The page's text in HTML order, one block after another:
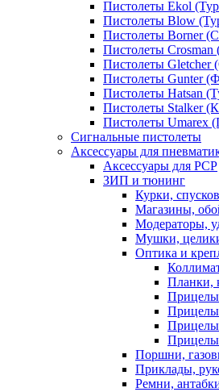
Пистолеты Ekol
Пистолеты Blow
Пистолеты Borner
Пистолеты
Пистолеты
Пистолеты Gunter
Пистолеты Hatsan
Пистолеты Stalker
Пистолеты Umarex
Сигнальные пистолеты
Аксессуары для
Аксессуары для PCP
ЗИП и тюнинг
Курки,
Магазины,
Модераторы,
Мушки,
Оптика и
Планки,
Прицелы
Поршни,
Приклады,
Ремни,